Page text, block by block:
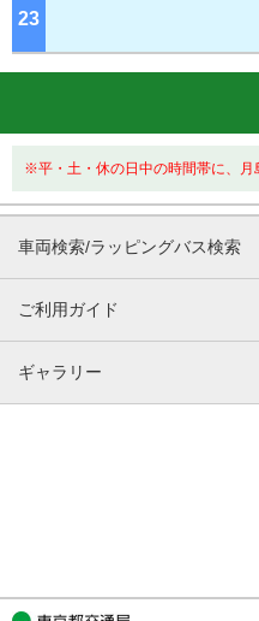
23
※平・土・休の日中の時間帯に、月
車両検索/ラッピングバス検索
ご利用ガイド
ギャラリー